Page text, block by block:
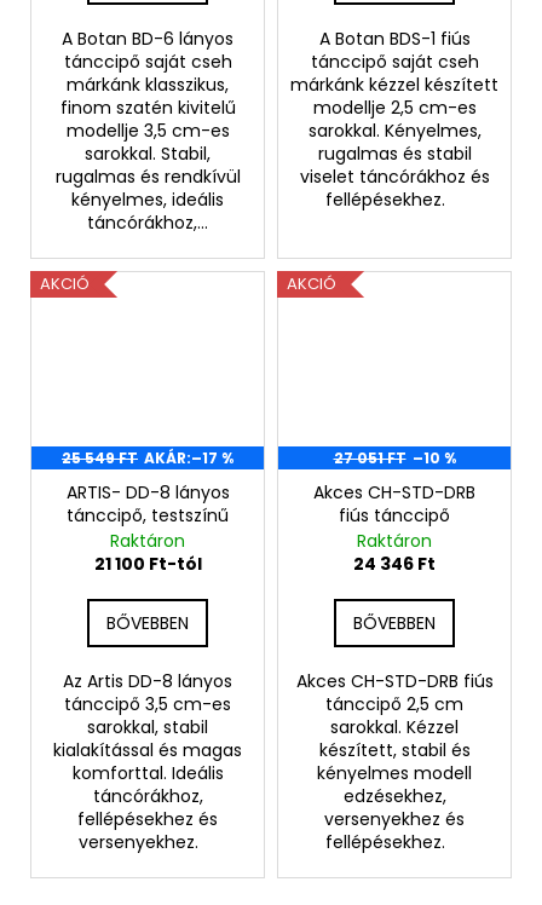
A Botan BD-6 lányos
tánccipő saját cseh
márkánk klasszikus,
finom szatén kivitelű
modellje 3,5 cm-es
sarokkal. Stabil,
rugalmas és rendkívül
kényelmes, ideális
táncórákhoz,...
A Botan BDS-1 fiús
tánccipő saját cseh
márkánk kézzel készített
modellje 2,5 cm-es
sarokkal. Kényelmes,
rugalmas és stabil
viselet táncórákhoz és
fellépésekhez.
AKCIÓ
25 549 FT AKÁR:–17 %
ARTIS- DD-8 lányos
tánccipő, testszínű
Raktáron
21 100 Ft-tól
BŐVEBBEN
Az Artis DD-8 lányos
tánccipő 3,5 cm-es
sarokkal, stabil
kialakítással és magas
komforttal. Ideális
táncórákhoz,
fellépésekhez és
versenyekhez.
AKCIÓ
27 051 FT –10 %
Akces CH-STD-DRB
fiús tánccipő
Raktáron
24 346 Ft
BŐVEBBEN
Akces CH-STD-DRB fiús
tánccipő 2,5 cm
sarokkal. Kézzel
készített, stabil és
kényelmes modell
edzésekhez,
versenyekhez és
fellépésekhez.